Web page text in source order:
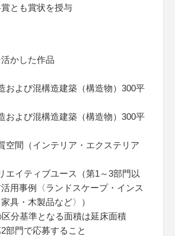
とも賞状を授与
活かした作品
および混構造建築（構造物）300平
および混構造建築（構造物）300平
空間（インテリア・エクステリア
エイティブユース（第1～3部門以
用事例〈ランドスケープ・インス
具・木製品など〉）
分基準となる面積は延床面積
部門で応募すること